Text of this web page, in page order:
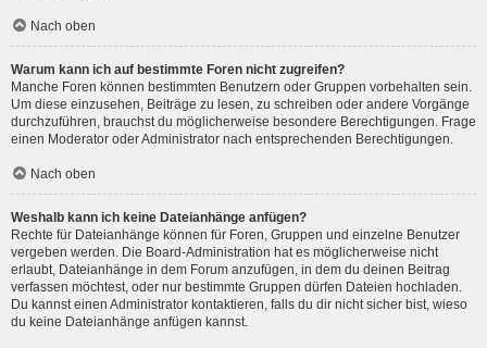
Nach oben
Warum kann ich auf bestimmte Foren nicht zugreifen?
Manche Foren können bestimmten Benutzern oder Gruppen vorbehalten sein.
Um diese einzusehen, Beiträge zu lesen, zu schreiben oder andere Vorgänge
durchzuführen, brauchst du möglicherweise besondere Berechtigungen. Frage
einen Moderator oder Administrator nach entsprechenden Berechtigungen.
Nach oben
Weshalb kann ich keine Dateianhänge anfügen?
Rechte für Dateianhänge können für Foren, Gruppen und einzelne Benutzer
vergeben werden. Die Board-Administration hat es möglicherweise nicht
erlaubt, Dateianhänge in dem Forum anzufügen, in dem du deinen Beitrag
verfassen möchtest, oder nur bestimmte Gruppen dürfen Dateien hochladen.
Du kannst einen Administrator kontaktieren, falls du dir nicht sicher bist, wieso
du keine Dateianhänge anfügen kannst.